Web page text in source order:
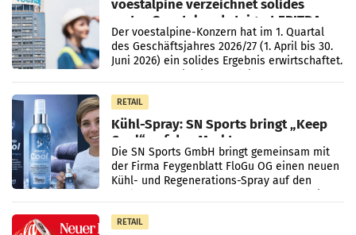
voestalpine verzeichnet solides
erstes Quartal und steigert EBITDA
Der voestalpine-Konzern hat im 1. Quartal
des Geschäftsjahres 2026/27 (1. April bis 30.
Juni 2026) ein solides Ergebnis erwirtschaftet.
RETAIL
Kühl-Spray: SN Sports bringt „Keep
Cool“ auf den Markt
Die SN Sports GmbH bringt gemeinsam mit
der Firma Feygenblatt FloGu OG einen neuen
Kühl- und Regenerations-Spray auf den
RETAIL